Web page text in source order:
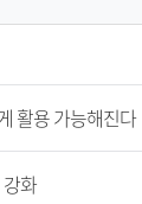
활용 가능해진다
화